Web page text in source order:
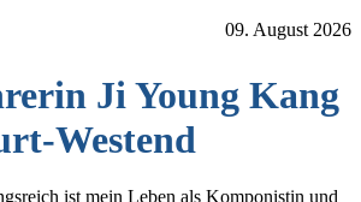
09. August 2026
Ji Young Kang
Westend
ist mein Leben als Komponistin und